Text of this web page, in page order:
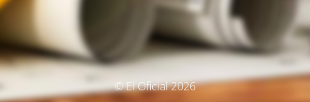
© El Oficial 2026